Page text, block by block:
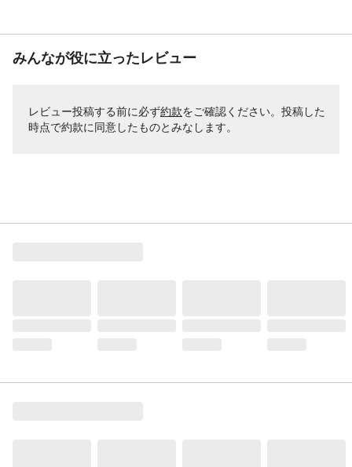
みんなが役に立ったレビュー
レビュー投稿する前に必ず約款をご確認ください。投稿した
時点で約款に同意したものとみなします。